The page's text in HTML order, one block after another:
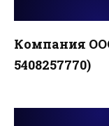
Компания
5408257770)